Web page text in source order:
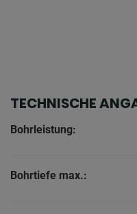
TECHNISCHE
Bohrleistung:
Bohrtiefe max.: